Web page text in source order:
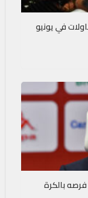
في يونيو
بالكرة